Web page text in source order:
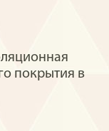
покрытия в